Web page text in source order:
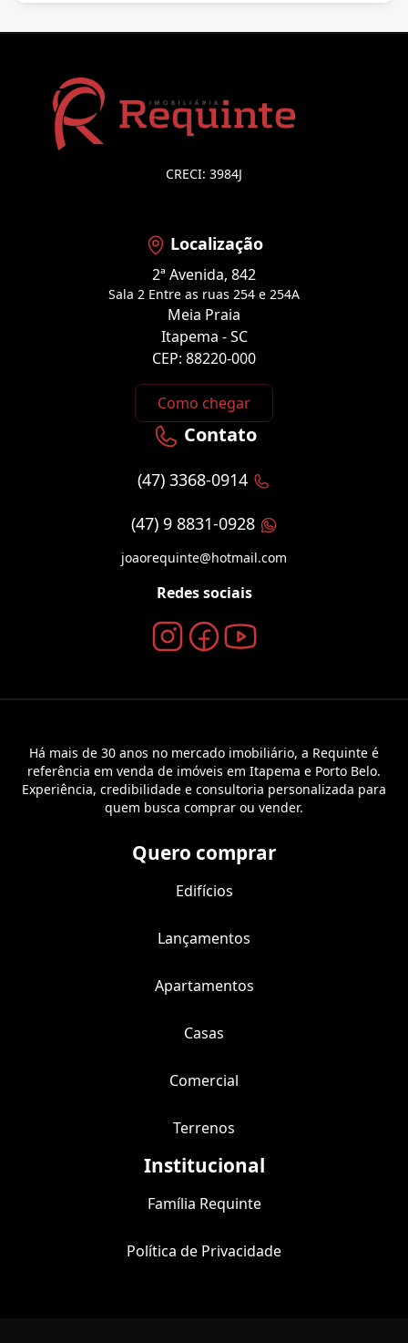
CRECI: 3984J
Localização
2ª Avenida, 842
Sala 2 Entre as ruas 254 e 254A
Meia Praia
Itapema - SC
CEP: 88220-000
Como chegar
Contato
(47) 3368-0914
(47) 9 8831-0928
joaorequinte@hotmail.com
Redes sociais
Há mais de 30 anos no mercado imobiliário, a Requinte é
referência em venda de imóveis em Itapema e Porto Belo.
Experiência, credibilidade e consultoria personalizada para
quem busca comprar ou vender.
Quero comprar
Edifícios
Lançamentos
Apartamentos
Casas
Comercial
Terrenos
Institucional
Família Requinte
Política de Privacidade